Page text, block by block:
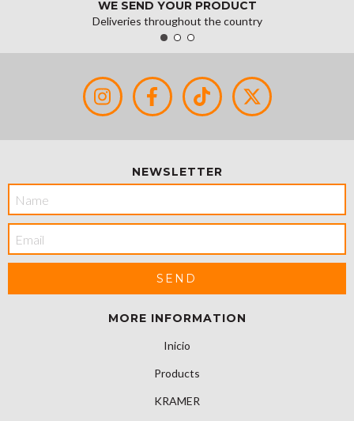
WE SEND YOUR PRODUCT
Deliveries throughout the country
NEWSLETTER
MORE INFORMATION
Inicio
Products
KRAMER